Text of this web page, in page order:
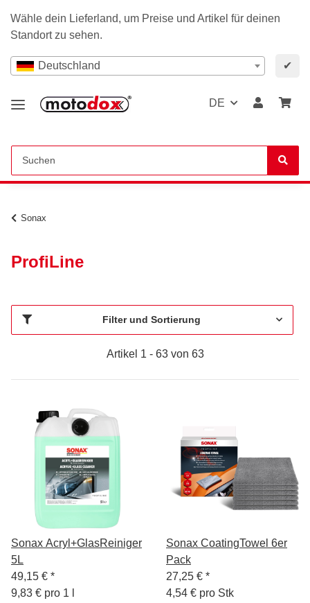
Wähle dein Lieferland, um Preise und Artikel für deinen
Standort zu sehen.
Deutschland ✔
DE
Sonax
ProfiLine
Filter und Sortierung
Artikel 1 - 63 von 63
Sonax Acryl+GlasReiniger
5L
49,15 € *
9,83 € pro 1 l
Sonax CoatingTowel 6er
Pack
27,25 € *
4,54 € pro Stk